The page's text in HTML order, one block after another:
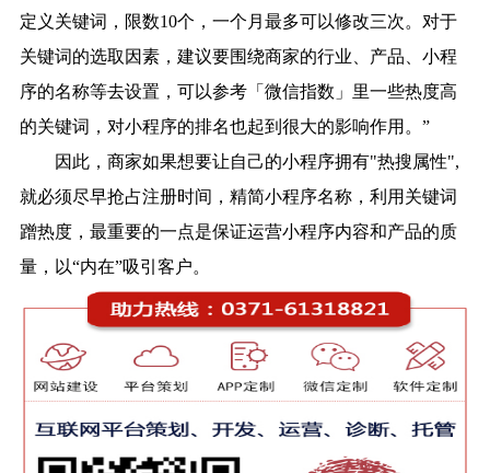
定义关键词，限数10个，一个月最多可以修改三次。对于
关键词的选取因素，建议要围绕商家的行业、产品、小程
序的名称等去设置，可以参考「微信指数」里一些热度高
的关键词，对小程序的排名也起到很大的影响作用。”
因此，商家如果想要让自己的小程序拥有"热搜属性",
就必须尽早抢占注册时间，精简小程序名称，利用关键词
蹭热度，最重要的一点是保证运营小程序内容和产品的质
量，以“内在”吸引客户。